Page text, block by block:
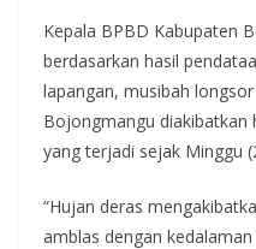
Kepala BPBD Kabupaten
berdasarkan hasil
lapangan, musibah
Bojongmangu diakibatkan
yang terjadi sejak Minggu
“Hujan deras
amblas dengan